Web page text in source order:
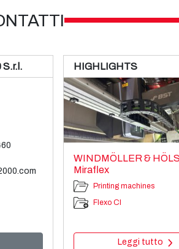
HIGHLIGHTS
WINDMÖLLER &
Miraflex
Printing machines
Flexo CI
Leggi tutto
S.r.l.